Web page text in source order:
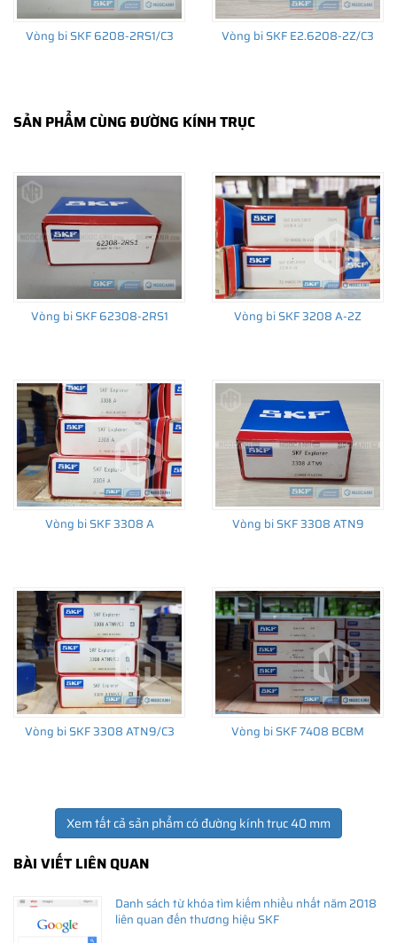
Xem thêm:Ý nghĩa các ký hiệu trên vòng bi cầu SKF
biết lựa chọn loại nào cho phù hợp với nhu cầu của mình. Đừng
sàng được phục vụ bạn.
Giá bán vòng bi bạc đạn chính hãng SKF
tại NGOCANH.COM
Lấy sự hài lòng của Khách hàng làm thước đo thành công của
doanh nghiệp. NGOCANH.COM luôn cam kếtgiá bán vòng bi bạc
bán vòng bi bạc đạn SKF tốt nhất tại thời điểm khách hàng quan
tâm.
Trải nghiệm Khách hàng tại
Vòng bi SKF 6208-2RS1/C3 Vòng bi SKF E2.6208-2Z/C3
SẢN PHẨM CÙNG ĐƯỜNG KÍNH TRỤC
Vòng bi SKF 62308-2RS1 Vòng bi SKF 3208 A-2Z
Vòng bi SKF 3308 A Vòng bi SKF 3308 ATN9
Vòng bi SKF 3308 ATN9/C3 Vòng bi SKF 7408 BCBM
Xem tất cả sản phẩm có đường kính trục 40 mm
BÀI VIẾT LIÊN QUAN
Danh sách từ khóa tìm kiếm nhiều nhất năm 2018
liên quan đến thương hiệu SKF